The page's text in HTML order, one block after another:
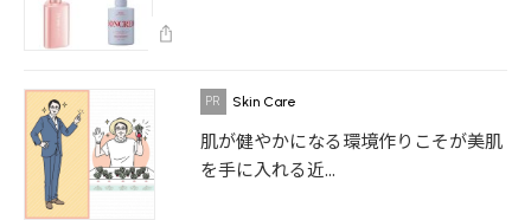
Skin Care
肌が健やかになる環境作りこそが美肌
を手に入れる近...